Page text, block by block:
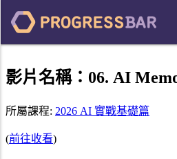
影片名稱： 06. AI
所屬課程: 2026 AI 實戰基礎篇
(前往收看)